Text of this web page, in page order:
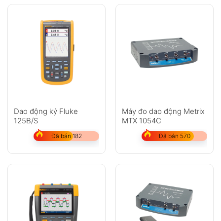
Dao động ký Fluke
125B/S
Đã bán 182
Máy đo dao động Metrix
MTX 1054C
Đã bán 570